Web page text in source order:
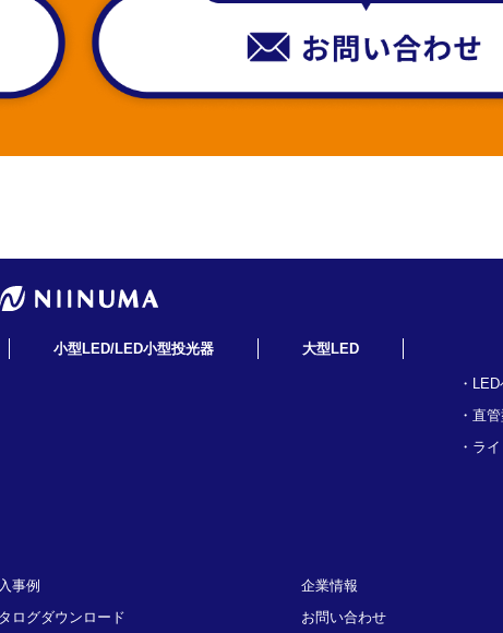
小型LED/LED小型投光器 大型LED
直
ラ
事例
企業情報
ログダウンロード お問い合わせ